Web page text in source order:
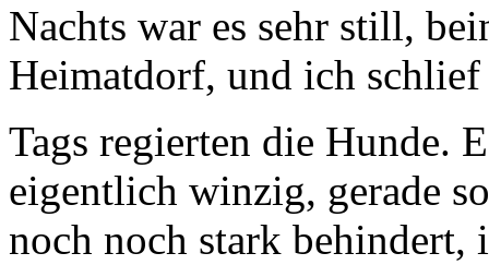
Nachts war es sehr still,
Heimatdorf, und ich
Tags regierten die Hunde.
eigentlich winzig, gerade
noch noch stark